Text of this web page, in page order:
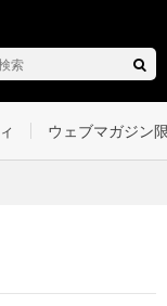
ウェブマガジン